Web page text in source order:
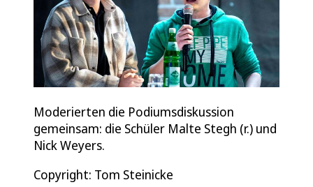
Moderierten die Podiumsdiskussion
gemeinsam: die Schüler Malte Stegh (r.) und
Nick Weyers.
Copyright: Tom Steinicke